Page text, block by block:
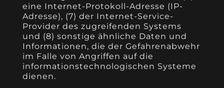
eine Internet-Protokoll-Adresse (IP-
Adresse), (7) der Internet-Service-
Provider des zugreifenden Systems
und (8) sonstige ähnliche Daten und
Informationen, die der Gefahrenabwehr
im Falle von Angriffen auf die
informationstechnologischen Systeme
dienen.